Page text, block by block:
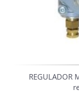
REGULADOR